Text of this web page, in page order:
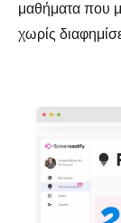
μαθήματα που
χωρίς